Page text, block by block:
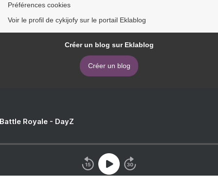
Préférences cookies
Voir le profil de cykijofy sur le portail Eklablog
Créer un blog sur Eklablog
Créer un blog
Royale - DayZ